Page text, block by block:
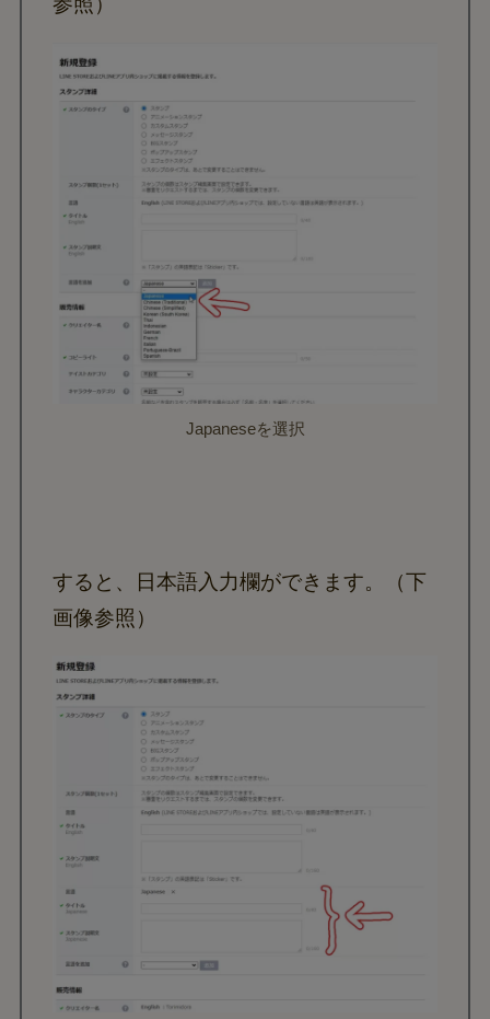
Japaneseを選択
すると、日本語入力欄ができます。（下
画像参照）